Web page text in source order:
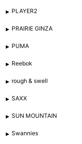
PLAYER2
PRAIRIE GINZA
PUMA
Reebok
rough & swell
SAXX
SUN MOUNTAIN
Swannies